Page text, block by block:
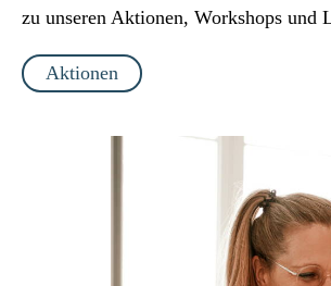
zu unseren Aktionen, Workshops und
Aktionen